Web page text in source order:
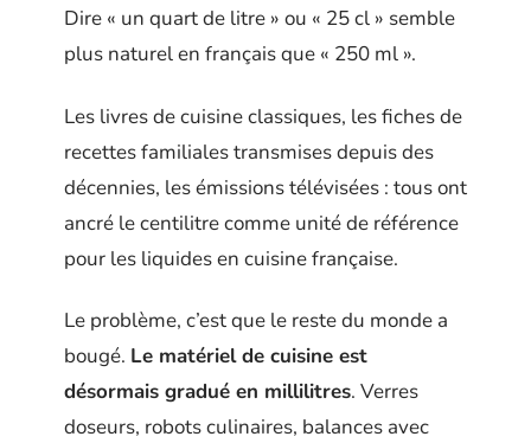
Dire « un quart de litre » ou « 25 cl » semble
plus naturel en français que « 250 ml ».
Les livres de cuisine classiques, les fiches de
recettes familiales transmises depuis des
décennies, les émissions télévisées : tous ont
ancré le centilitre comme unité de référence
pour les liquides en cuisine française.
Le problème, c’est que le reste du monde a
bougé. Le matériel de cuisine est
désormais gradué en millilitres. Verres
doseurs, robots culinaires, balances avec